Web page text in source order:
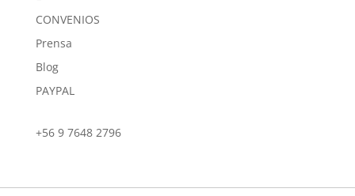
CONVENIOS
Prensa
Blog
PAYPAL
+56 9 7648 2796